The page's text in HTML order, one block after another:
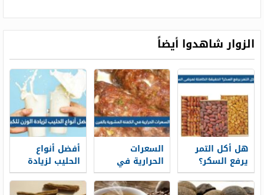
الزوار شاهدوا أيضاً
هل أكل التمر
يرفع السكر؟
الحقيقة الكاملة
لمرضى السكري
السعرات
الحرارية في
الكفتة المشوية
بالفرن
أفضل أنواع
الحليب لزيادة
الوزن للكبار